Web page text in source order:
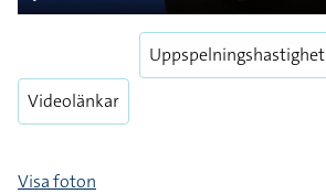
Play
Videolänkar
Uppspelningshastighet
Visa foton